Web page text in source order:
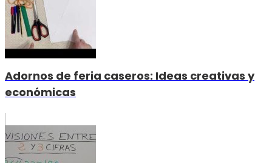
Adornos de feria caseros: Ideas creativas y
económicas